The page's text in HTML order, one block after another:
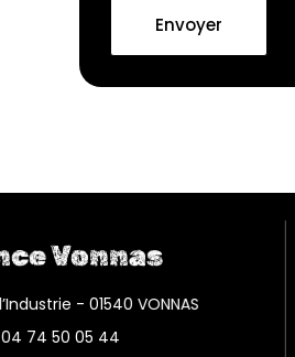
Envoyer
Vonnas
- 01540 VONNAS
04 74 50 05 44